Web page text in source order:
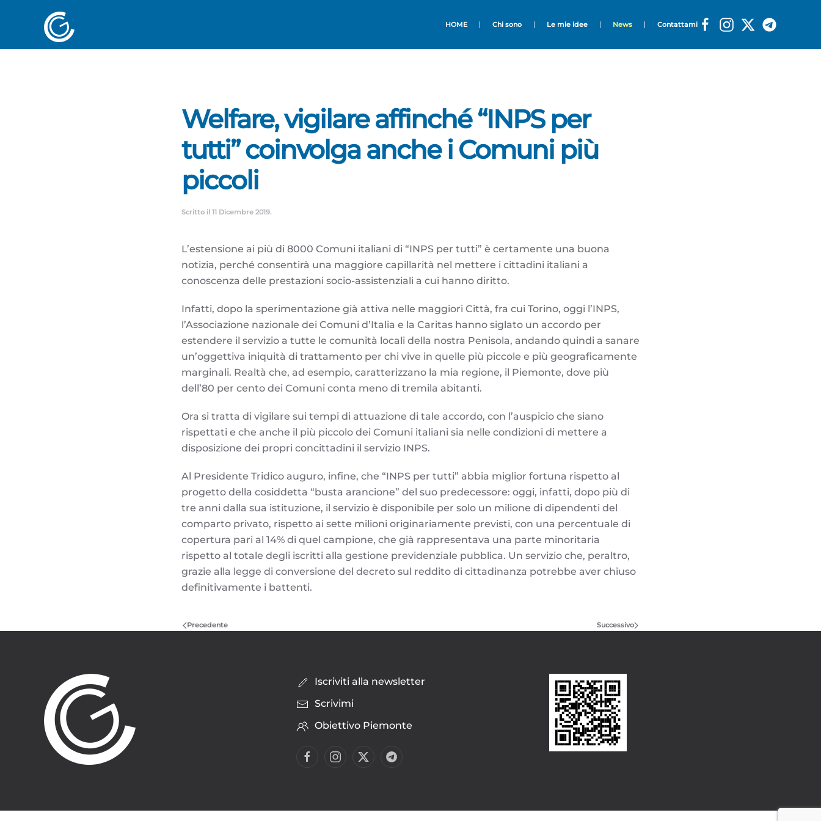
HOME Chi sono Le mie idee News Contattami
Welfare, vigilare affinché “INPS per
tutti” coinvolga anche i Comuni più
piccoli
Scritto il 11 Dicembre 2019.
L’estensione ai più di 8000 Comuni italiani di “INPS per tutti” è certamente una buona
notizia, perché consentirà una maggiore capillarità nel mettere i cittadini italiani a
conoscenza delle prestazioni socio-assistenziali a cui hanno diritto.
Infatti, dopo la sperimentazione già attiva nelle maggiori Città, fra cui Torino, oggi l’INPS,
l’Associazione nazionale dei Comuni d’Italia e la Caritas hanno siglato un accordo per
estendere il servizio a tutte le comunità locali della nostra Penisola, andando quindi a sanare
un’oggettiva iniquità di trattamento per chi vive in quelle più piccole e più geograficamente
marginali. Realtà che, ad esempio, caratterizzano la mia regione, il Piemonte, dove più
dell’80 per cento dei Comuni conta meno di tremila abitanti.
Ora si tratta di vigilare sui tempi di attuazione di tale accordo, con l’auspicio che siano
rispettati e che anche il più piccolo dei Comuni italiani sia nelle condizioni di mettere a
disposizione dei propri concittadini il servizio INPS.
Al Presidente Tridico auguro, infine, che “INPS per tutti” abbia miglior fortuna rispetto al
progetto della cosiddetta “busta arancione” del suo predecessore: oggi, infatti, dopo più di
tre anni dalla sua istituzione, il servizio è disponibile per solo un milione di dipendenti del
comparto privato, rispetto ai sette milioni originariamente previsti, con una percentuale di
copertura pari al 14% di quel campione, che già rappresentava una parte minoritaria
rispetto al totale degli iscritti alla gestione previdenziale pubblica. Un servizio che, peraltro,
grazie alla legge di conversione del decreto sul reddito di cittadinanza potrebbe aver chiuso
definitivamente i battenti.
Precedente Successivo
Iscriviti alla newsletter
Scrivimi
Obiettivo Piemonte